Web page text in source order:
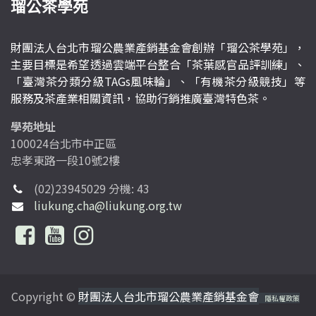
瑠公茶學苑
財團法人台北市瑠公農業產銷基金會創辦「瑠公茶學苑」，
主要目標是希望透過雲端平台整合「茶葉感官品評訓練」、
「臺灣茶分類分級TAGs風味輪」、「有機茶分級競技」等
服務及茶產業相關資訊，協助行銷推廣臺灣特色茶。
學苑地址
100024台北市中正區
忠孝東路一段10號2樓
(02)23945029 分機: 43
liukung.cha@liukung.org.tw
Copyright © 財團法人台北市瑠公農業產銷基金會 隱私權政策